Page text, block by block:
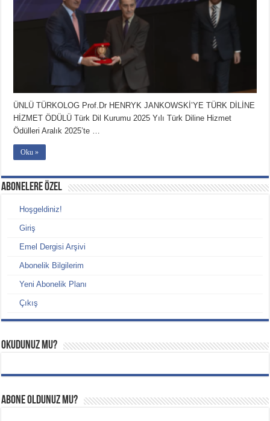
ÜNLÜ TÜRKOLOG Prof.Dr HENRYK JANKOWSKİ’YE TÜRK DİLİNE
HİZMET ÖDÜLÜ Türk Dil Kurumu 2025 Yılı Türk Diline Hizmet
Ödülleri Aralık 2025’te …
Oku »
ABONELERE ÖZEL
Hoşgeldiniz!
Giriş
Emel Dergisi Arşivi
Abonelik Bilgilerim
Yeni Abonelik Planı
Çıkış
Okudunuz mu?
Abone oldunuz mu?